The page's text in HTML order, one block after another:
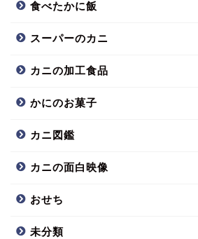
食べたかに飯
スーパーのカニ
カニの加工食品
かにのお菓子
カニ図鑑
カニの面白映像
おせち
未分類